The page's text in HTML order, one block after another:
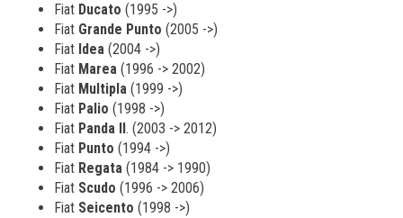
Fiat Ducato (1995 ->)
Fiat Grande Punto (2005 ->)
Fiat Idea (2004 ->)
Fiat Marea (1996 -> 2002)
Fiat Multipla (1999 ->)
Fiat Palio (1998 ->)
Fiat Panda II. (2003 -> 2012)
Fiat Punto (1994 ->)
Fiat Regata (1984 -> 1990)
Fiat Scudo (1996 -> 2006)
Fiat Seicento (1998 ->)